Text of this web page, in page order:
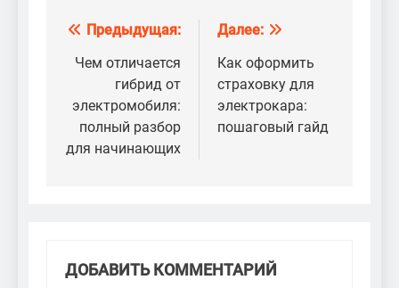
Навигация
по
записям
Предыдущая:
Чем отличается
гибрид от
электромобиля:
полный разбор
для начинающих
Далее:
Как оформить
страховку для
электрокара:
пошаговый гайд
ДОБАВИТЬ КОММЕНТАРИЙ